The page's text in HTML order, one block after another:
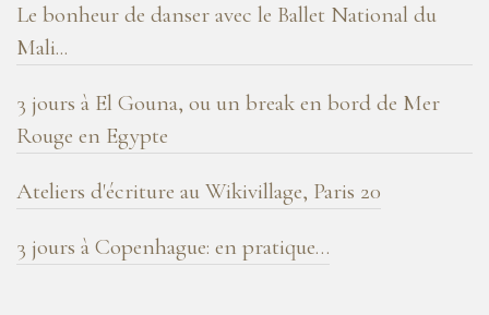
Le bonheur de danser avec le Ballet National du
Mali...
3 jours à El Gouna, ou un break en bord de Mer
Rouge en Egypte
Ateliers d'écriture au Wikivillage, Paris 20
3 jours à Copenhague: en pratique…